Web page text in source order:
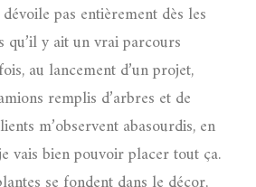
pas entièrement dès les
qu’il y ait un vrai parcours
au lancement d’un projet,
remplis d’arbres et de
m’observent abasourdis, en
vais bien pouvoir placer tout ça.